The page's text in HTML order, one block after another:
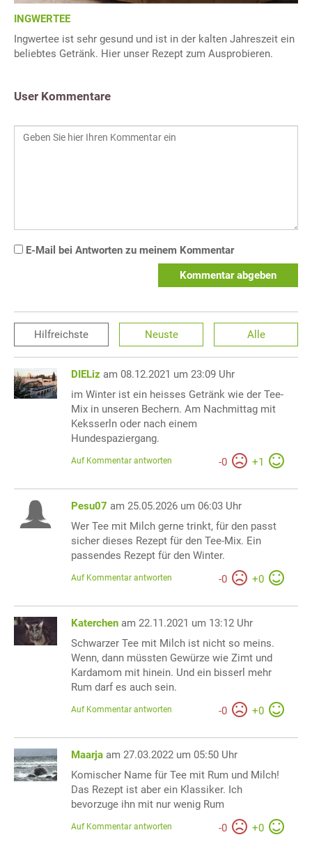
INGWERTEE
Ingwertee ist sehr gesund und ist in der kalten Jahreszeit ein
beliebtes Getränk. Hier unser Rezept zum Ausprobieren.
User Kommentare
E-Mail bei Antworten zu meinem Kommentar
Kommentar abgeben
Hilfreichste Neuste Alle
DIELiz am 08.12.2021 um 23:09 Uhr
im Winter ist ein heisses Getränk wie der Tee-
Mix in unseren Bechern. Am Nachmittag mit
Keksserln oder nach einem
Hundespaziergang.
-0 +1
Auf Kommentar antworten
Pesu07 am 25.05.2026 um 06:03 Uhr
Wer Tee mit Milch gerne trinkt, für den passt
sicher dieses Rezept für den Tee-Mix. Ein
passendes Rezept für den Winter.
-0 +0
Auf Kommentar antworten
Katerchen am 22.11.2021 um 13:12 Uhr
Schwarzer Tee mit Milch ist nicht so meins.
Wenn, dann müssten Gewürze wie Zimt und
Kardamom mit hinein. Und ein bisserl mehr
Rum darf es auch sein.
-0 +0
Auf Kommentar antworten
Maarja am 27.03.2022 um 05:50 Uhr
Komischer Name für Tee mit Rum und Milch!
Das Rezept ist aber ein Klassiker. Ich
bevorzuge ihn mit nur wenig Rum
-0 +0
Auf Kommentar antworten